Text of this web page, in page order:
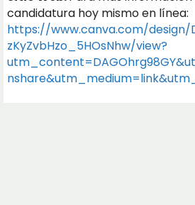
candidatura hoy mismo en línea:
https://www.canva.com/design/
zKyZvbHzo_5HOsNhw/view?